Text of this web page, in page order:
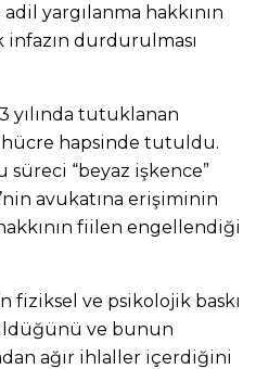
yargılanma hakkının
durdurulması
yılında tutuklanan
hücre hapsinde tutuldu.
“beyaz işkence”
avukatına erişiminin
hakkının fiilen engellendiği
fiziksel ve psikolojik baskı
ve bunun
ağır ihlaller içerdiğini